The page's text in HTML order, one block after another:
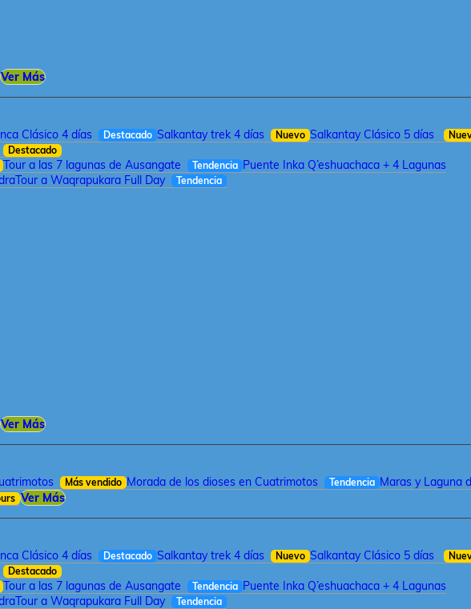
Ver Más
Clásico 4 días Destacado Salkantay trek 4 días Nuevo Salkantay Clásico 5 días
Destacado
Tour a las 7 lagunas de Ausangate Tendencia Puente Inka Q’eshuachaca + 4 Lagunas
Tour a Waqrapukara Full Day Tendencia
Ver Más
Más vendido Morada de los dioses en Cuatrimotos Tendencia Maras y Laguna
Ver Más
Clásico 4 días Destacado Salkantay trek 4 días Nuevo Salkantay Clásico 5 días
Destacado
Tour a las 7 lagunas de Ausangate Tendencia Puente Inka Q’eshuachaca + 4 Lagunas
Tour a Waqrapukara Full Day Tendencia